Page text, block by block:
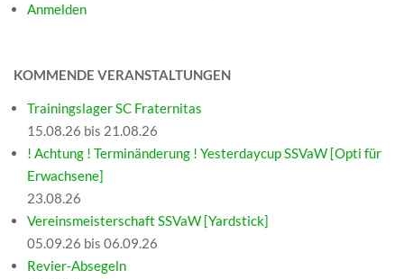
Anmelden
KOMMENDE VERANSTALTUNGEN
Trainingslager SC Fraternitas
15.08.26 bis 21.08.26
! Achtung ! Terminänderung ! Yesterdaycup SSVaW [Opti für
Erwachsene]
23.08.26
Vereinsmeisterschaft SSVaW [Yardstick]
05.09.26 bis 06.09.26
Revier-Absegeln